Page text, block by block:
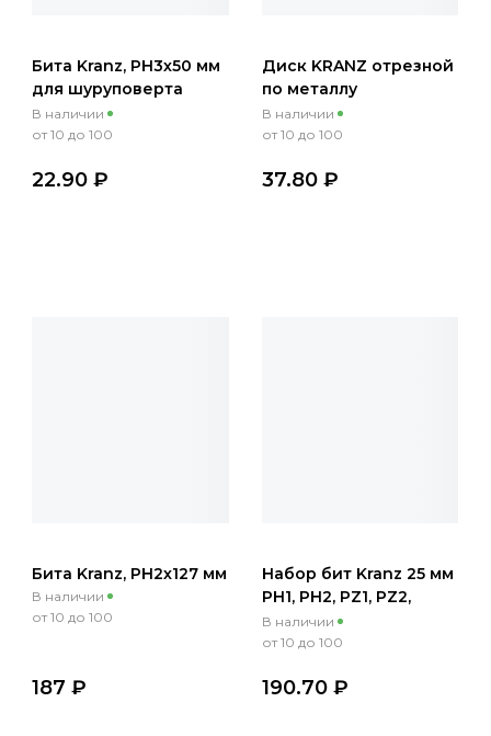
Бита Kranz, PH3х50 мм
для шуруповерта
сталь S2
В наличии
от 10 до 100
22.90 ₽
Диск KRANZ отрезной
по металлу
125х1.0х22.23 мм
В наличии
от 10 до 100
37.80 ₽
Бита Kranz, PH2х127 мм
В наличии
от 10 до 100
187 ₽
Набор бит Kranz 25 мм
PH1, PH2, PZ1, PZ2,
SL5.5, T30 с магнитным
держателем (7 шт./уп.)
В наличии
от 10 до 100
190.70 ₽